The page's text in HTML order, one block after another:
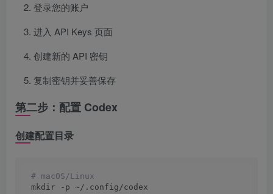
登录您的账户
进入 API Keys 页面
创建新的 API 密钥
复制密钥并妥善保存
第二步：配置 Codex
创建配置目录
# macOS/Linux
mkdir -p ~/.config/codex